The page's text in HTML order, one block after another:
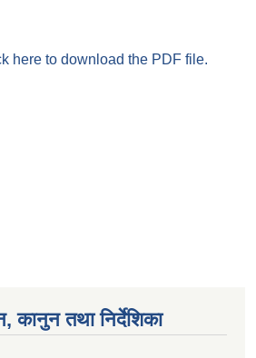
here to download the PDF file.
कानुन तथा निर्देशिका